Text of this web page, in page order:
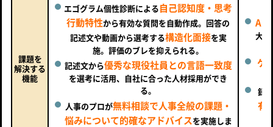
課題を
解決する
機能
エゴグラム個性診断による自己認知度・思考
行動特性から有効な質問を自動作成。回答の
記述文や動画から選考する構造化面接を実
施。評価のブレを抑えられる。
記述文から優秀な現役社員との言語一致度
を選考に活用、自社に合った人材採用ができ
る。
人事のプロが無料相談で人事全般の課題・
悩みについて的確なアドバイスを実施しま
AI
大
ゲ
録
有